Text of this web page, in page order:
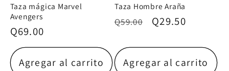
Taza mágica Marvel
Avengers
Precio
habitual
Q69.00
Agregar al carrito
Taza Hombre Araña
Precio
Q59.00
Precio
oferta
Q29.50
Agregar al carrito